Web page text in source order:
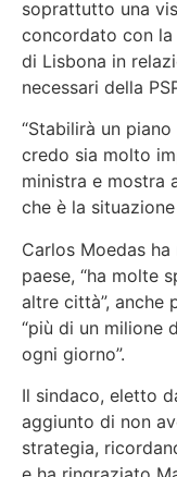
soprattutto una
concordato con la
di Lisbona in
necessari della
“Stabilirà un
credo sia molto
ministra e mostra
che è la
Carlos Moedas
paese, “ha molte
altre città”, anche
“più di un milione
ogni giorno”.
Il sindaco, eletto
aggiunto di non
strategia,